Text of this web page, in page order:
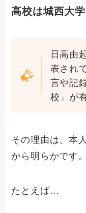
高校は城西大
日高由
表され
言や記
校」が
その理由は、本
から明らかです。
たとえば…